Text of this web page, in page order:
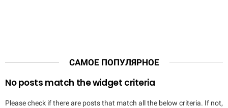
САМОЕ ПОПУЛЯРНОЕ
No posts match the widget criteria
Please check if there are posts that match all the below criteria. If not,